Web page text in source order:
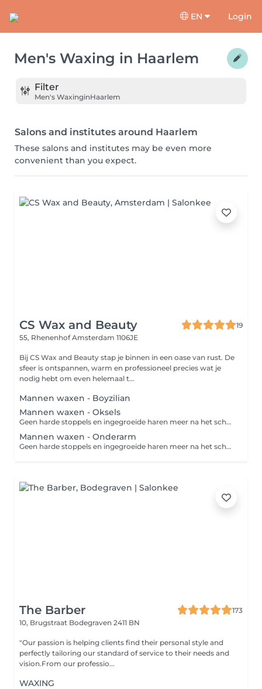
EN Login
Men's Waxing in Haarlem
Filter
Men's WaxinginHaarlem
Salons and institutes around Haarlem
These salons and institutes may be even more
convenient than you expect.
CS Wax and Beauty
19
55, RhenenhofAmsterdam 1106JE
Bij CS Wax and Beauty stap je binnen in een oase van rust. De
sfeer is ontspannen, warm en professioneel precies wat je
nodig hebt om even helemaal t...
Mannen waxen - Boyzilian
Mannen waxen - Oksels
Geen harde stoppels en ingegroeide haren meer na het scheren? Dan is harsen de perfecte oplossing. Harsen is een ontharingsmethode die de haar met wortel en al verwijdert. Een groot voordeel van harsen ten opzichte van scheren is dat de haren langer wegblijven en zachter teruggroeien. Zo geniet je langer van een zijdezachte huid!
Mannen waxen - Onderarm
Geen harde stoppels en ingegroeide haren meer na het scheren? Dan is harsen de perfecte oplossing. Harsen is een ontharingsmethode die de haar met wortel en al verwijdert. Een groot voordeel van harsen ten opzichte van scheren is dat de haren langer wegblijven en zachter teruggroeien. Zo geniet je langer van een zijdezachte huid!
The Barber
173
10, Brugstraat Bodegraven 2411 BN
"Our passion is helping clients find their personal style and
perfectly tailoring our standard of service to their needs and
vision.From our professio...
WAXING